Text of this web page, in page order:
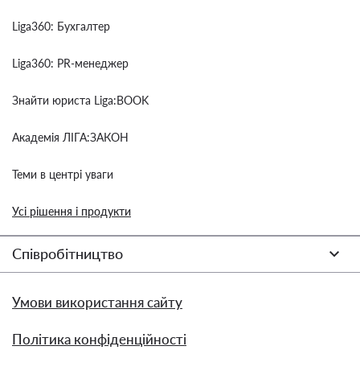
Liga360: Бухгалтер
Liga360: PR-менеджер
Знайти юриста Liga:BOOK
Академія ЛІГА:ЗАКОН
Теми в центрі уваги
Усі рішення і продукти
Співробітництво
Умови використання сайту
Політика конфіденційності